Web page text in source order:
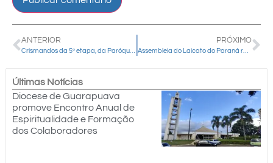
ANTERIOR PRÓXIMO
Assembleia do Laicato do Paraná reforça missão dos leigos e elege nova diretoria
Últimas Notícias
Diocese de Guarapuava
promove Encontro Anual de
Espiritualidade e Formação
dos Colaboradores